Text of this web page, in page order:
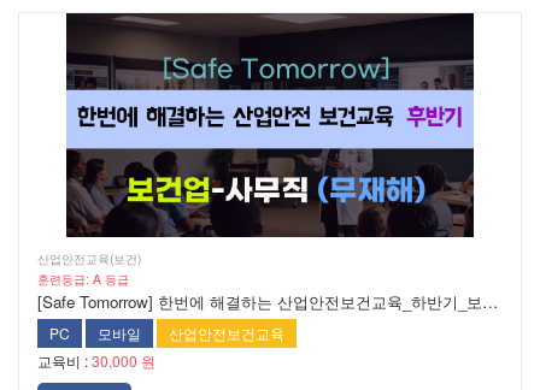
산업안전교육(보건)
훈련등급: A 등급
[Safe Tomorrow] 한번에 해결하는 산업안전보건교육_하반기_보건업_사무직[무재해]
PC 모바일
산업안전보건교육
교육비 :30,000 원